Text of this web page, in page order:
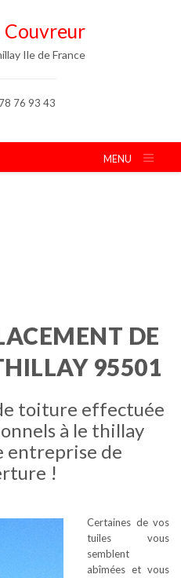
Couvreur
Ile de France
76 93 43
MENU
DE
95501
toiture effectuée
à le thillay
entreprise de
!
Certaines de vos
tuiles vous
semblent
abîmées et vous